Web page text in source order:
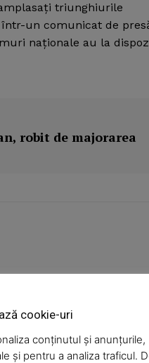
triunghiurile
un comunicat de
naţionale au la
robit de majorarea
cookie-uri
conținutul și anunțurile,
și pentru a analiza traficul.